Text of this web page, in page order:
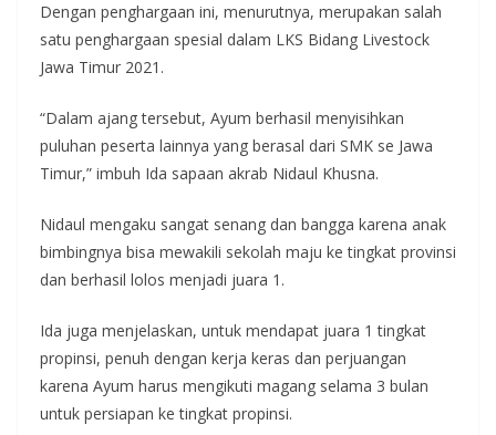
Dengan penghargaan ini, menurutnya, merupakan salah
satu penghargaan spesial dalam LKS Bidang Livestock
Jawa Timur 2021.
“Dalam ajang tersebut, Ayum berhasil menyisihkan
puluhan peserta lainnya yang berasal dari SMK se Jawa
Timur,” imbuh Ida sapaan akrab Nidaul Khusna.
Nidaul mengaku sangat senang dan bangga karena anak
bimbingnya bisa mewakili sekolah maju ke tingkat provinsi
dan berhasil lolos menjadi juara 1.
Ida juga menjelaskan, untuk mendapat juara 1 tingkat
propinsi, penuh dengan kerja keras dan perjuangan
karena Ayum harus mengikuti magang selama 3 bulan
untuk persiapan ke tingkat propinsi.